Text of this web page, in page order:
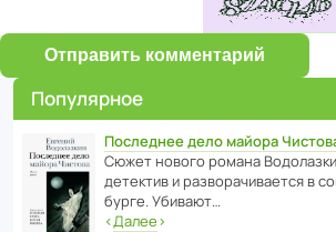
Отправить комментарий
Популярное
Последнее дело майора
Сюжет нового романа
дете­ктив и разво­ра­чи­ва­ется в
бурге. Убивают…
‹Далее›